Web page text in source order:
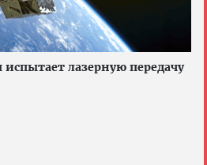
лазерную передачу